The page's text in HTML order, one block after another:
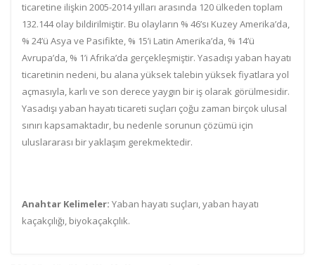
ticaretine ilişkin 2005-2014 yılları arasında 120 ülkeden toplam
132.144 olay bildirilmiştir. Bu olayların % 46’sı Kuzey Amerika’da,
% 24’ü Asya ve Pasifikte, % 15’i Latin Amerika’da, % 14’ü
Avrupa’da, % 1’i Afrika’da gerçekleşmiştir. Yasadışı yaban hayatı
ticaretinin nedeni, bu alana yüksek talebin yüksek fiyatlara yol
açmasıyla, karlı ve son derece yaygın bir iş olarak görülmesidir.
Yasadışı yaban hayatı ticareti suçları çoğu zaman birçok ulusal
sınırı kapsamaktadır, bu nedenle sorunun çözümü için
uluslararası bir yaklaşım gerekmektedir.
Anahtar Kelimeler: Yaban hayatı suçları, yaban hayatı
kaçakçılığı, biyokaçakçılık.